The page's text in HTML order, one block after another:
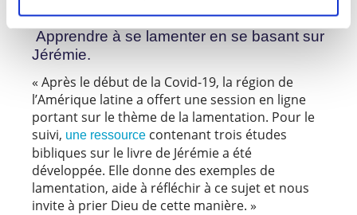
Apprendre à se lamenter en se basant sur
Jérémie.
« Après le début de la Covid-19, la région de
l’Amérique latine a offert une session en ligne
portant sur le thème de la lamentation. Pour le
suivi, une ressource contenant trois études
bibliques sur le livre de Jérémie a été
développée. Elle donne des exemples de
lamentation, aide à réfléchir à ce sujet et nous
invite à prier Dieu de cette manière. »